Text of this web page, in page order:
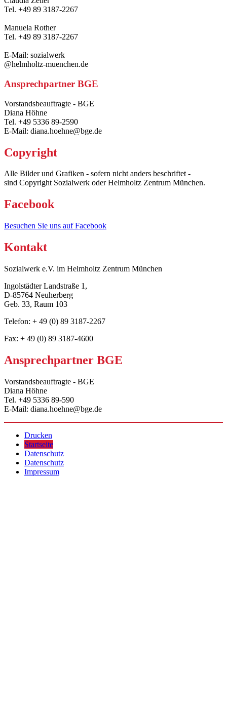
Tel. +49 89 3187-2267
Manuela Rother
Tel. +49 89 3187-2267
E-Mail: sozialwerk
@helmholtz-muenchen.de
Ansprechpartner BGE
Vorstandsbeauftragte - BGE
Diana Höhne
Tel. +49 5336 89-2590
E-Mail: diana.hoehne@bge.de
Copyright
Alle Bilder und Grafiken - sofern nicht anders beschriftet -
sind Copyright Sozialwerk oder Helmholtz Zentrum München.
Facebook
Besuchen Sie uns auf Facebook
Kontakt
Sozialwerk e.V. im Helmholtz Zentrum München
Ingolstädter Landstraße 1,
D-85764 Neuherberg
Geb. 33, Raum 103
Telefon: + 49 (0) 89 3187-2267
Fax: + 49 (0) 89 3187-4600
Ansprechpartner BGE
Vorstandsbeauftragte - BGE
Diana Höhne
Tel. +49 5336 89-590
E-Mail: diana.hoehne@bge.de
Drucken
Startseite
Datenschutz
Datenschutz
Impressum